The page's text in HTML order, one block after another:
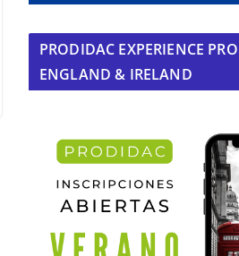
PRODIDAC EXPERIENCE
ENGLAND & IRELAND